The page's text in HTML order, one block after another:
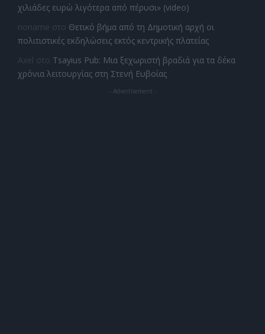
χιλιάδες ευρώ λιγότερα από πέρυσι» (video)
noname στο Θετικό βήμα από τη Δημοτική αρχή οι
πολιτιστικές εκδηλώσεις εκτός κεντρικής πλατείας
Axel στο Tsayius Pub: Μια ξεχωριστή βραδιά για τα δέκα
χρόνια λειτουργίας στη Στενή Ευβοίας
- Advertisement -